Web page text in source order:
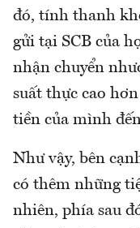
đó, tính thanh
gửi tại SCB của
nhận chuyển
suất thực cao
tiền của mình
Như vậy, bên
có thêm những
nhiên, phía sau